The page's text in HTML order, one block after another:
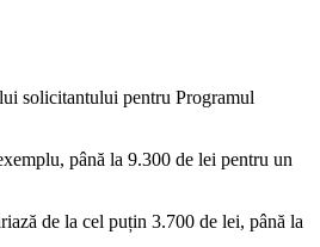
solicitantului pentru Programul
până la 9.300 de lei pentru un
de la cel puțin 3.700 de lei, până la